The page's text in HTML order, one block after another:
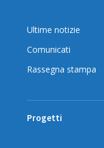
Ultime notizie
Comunicati
Rassegna stampa
Progetti